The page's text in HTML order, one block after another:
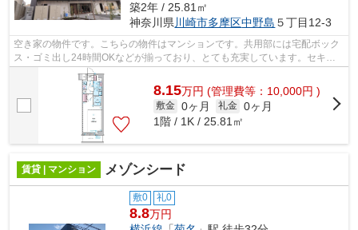
築2年 / 25.81㎡
神奈川県川崎市多摩区中野島 ５丁目12-3
空き家の物件です。こちらの物件はマンションです。共用部には宅配ボック
ス・ゴミ出し24時間OKなどが揃っており、とても充実しています。セキュ
リティ面は、オートロック・TVインター...
8.15万円 (管理費等：10,000円 )
敷金 0ヶ月 礼金 0ヶ月
1階 / 1K / 25.81㎡
賃貸 | マンション メゾンシード
敷0 礼0
8.8万円